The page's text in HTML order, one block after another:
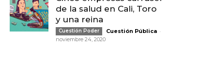
de la salud en Cali, Toro
y una reina
Cuestión Poder Cuestión Pública -
noviembre 24, 2020